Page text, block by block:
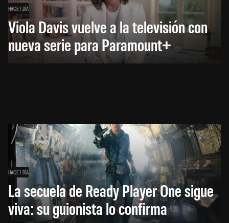
HACE 1 DÍA
Viola Davis vuelve a la televisión con
nueva serie para Paramount+
HACE 1 DÍA
La secuela de Ready Player One sigue
viva: su guionista lo confirma